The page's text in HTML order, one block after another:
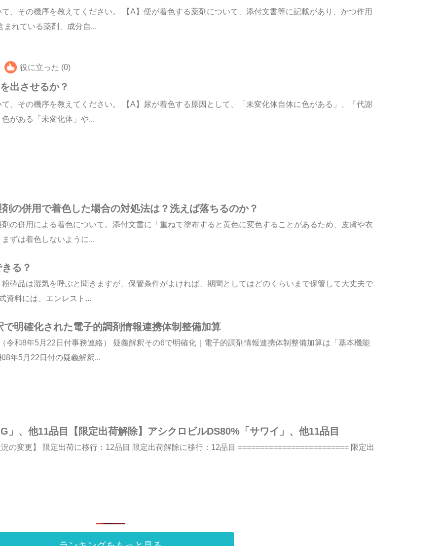
、その機序を教えてください。 【A】便が着色する薬剤について、添付文書等に記載があり、かつ作用
れている薬剤、成分自...
役に立った (0)
出させるか？
、その機序を教えてください。 【A】尿が着色する原因として、「未変化体自体に色がある」、「代謝
がある「未変化体」や...
の併用で着色した場合の対処法は？洗えば落ちるのか？
の併用による着色について。添付文書に「重ねて塗布すると黄色に変色することがあるため、皮膚や衣
ずは着色しないように...
る？
砕品は湿気を呼ぶと聞きますが、保管条件がよければ、期間としてはどのくらいまで保管して大丈夫で
資料には、エンレスト...
明確化された電子的調剤情報連携体制整備加算
令和8年5月22日付事務連絡） 疑義解釈その6で明確化｜電子的調剤情報連携体制整備加算は「基本機能
8年5月22日付の疑義解釈...
」、他11品目【限定出荷解除】アシクロビルDS80%「サワイ」、他11品目
の変更】 限定出荷に移行：12品目 限定出荷解除に移行：12品目 ========================= 限定出